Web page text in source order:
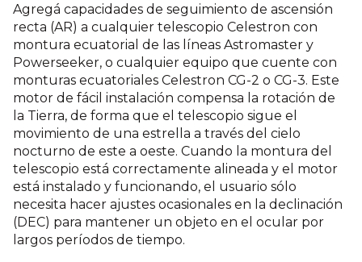
Agregá capacidades de seguimiento de ascensión
recta (AR) a cualquier telescopio Celestron con
montura ecuatorial de las líneas Astromaster y
Powerseeker, o cualquier equipo que cuente con
monturas ecuatoriales Celestron CG-2 o CG-3. Este
motor de fácil instalación compensa la rotación de
la Tierra, de forma que el telescopio sigue el
movimiento de una estrella a través del cielo
nocturno de este a oeste. Cuando la montura del
telescopio está correctamente alineada y el motor
está instalado y funcionando, el usuario sólo
necesita hacer ajustes ocasionales en la declinación
(DEC) para mantener un objeto en el ocular por
largos períodos de tiempo.